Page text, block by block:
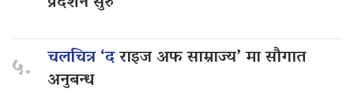
५. चलचित्र ‘दराइज अफ साम्राज्य’ मा सौगात
अनुबन्ध